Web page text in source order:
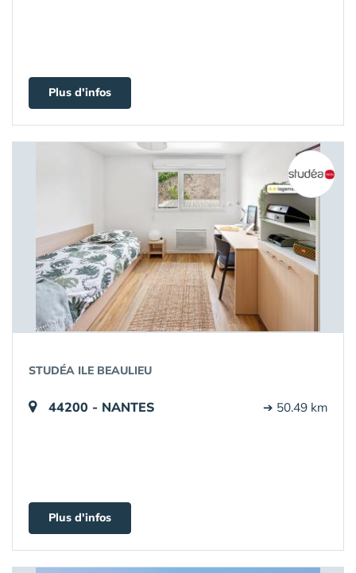
Plus d'infos
STUDÉA ILE BEAULIEU
44200 - NANTES ➔ 50.49 km
Plus d'infos